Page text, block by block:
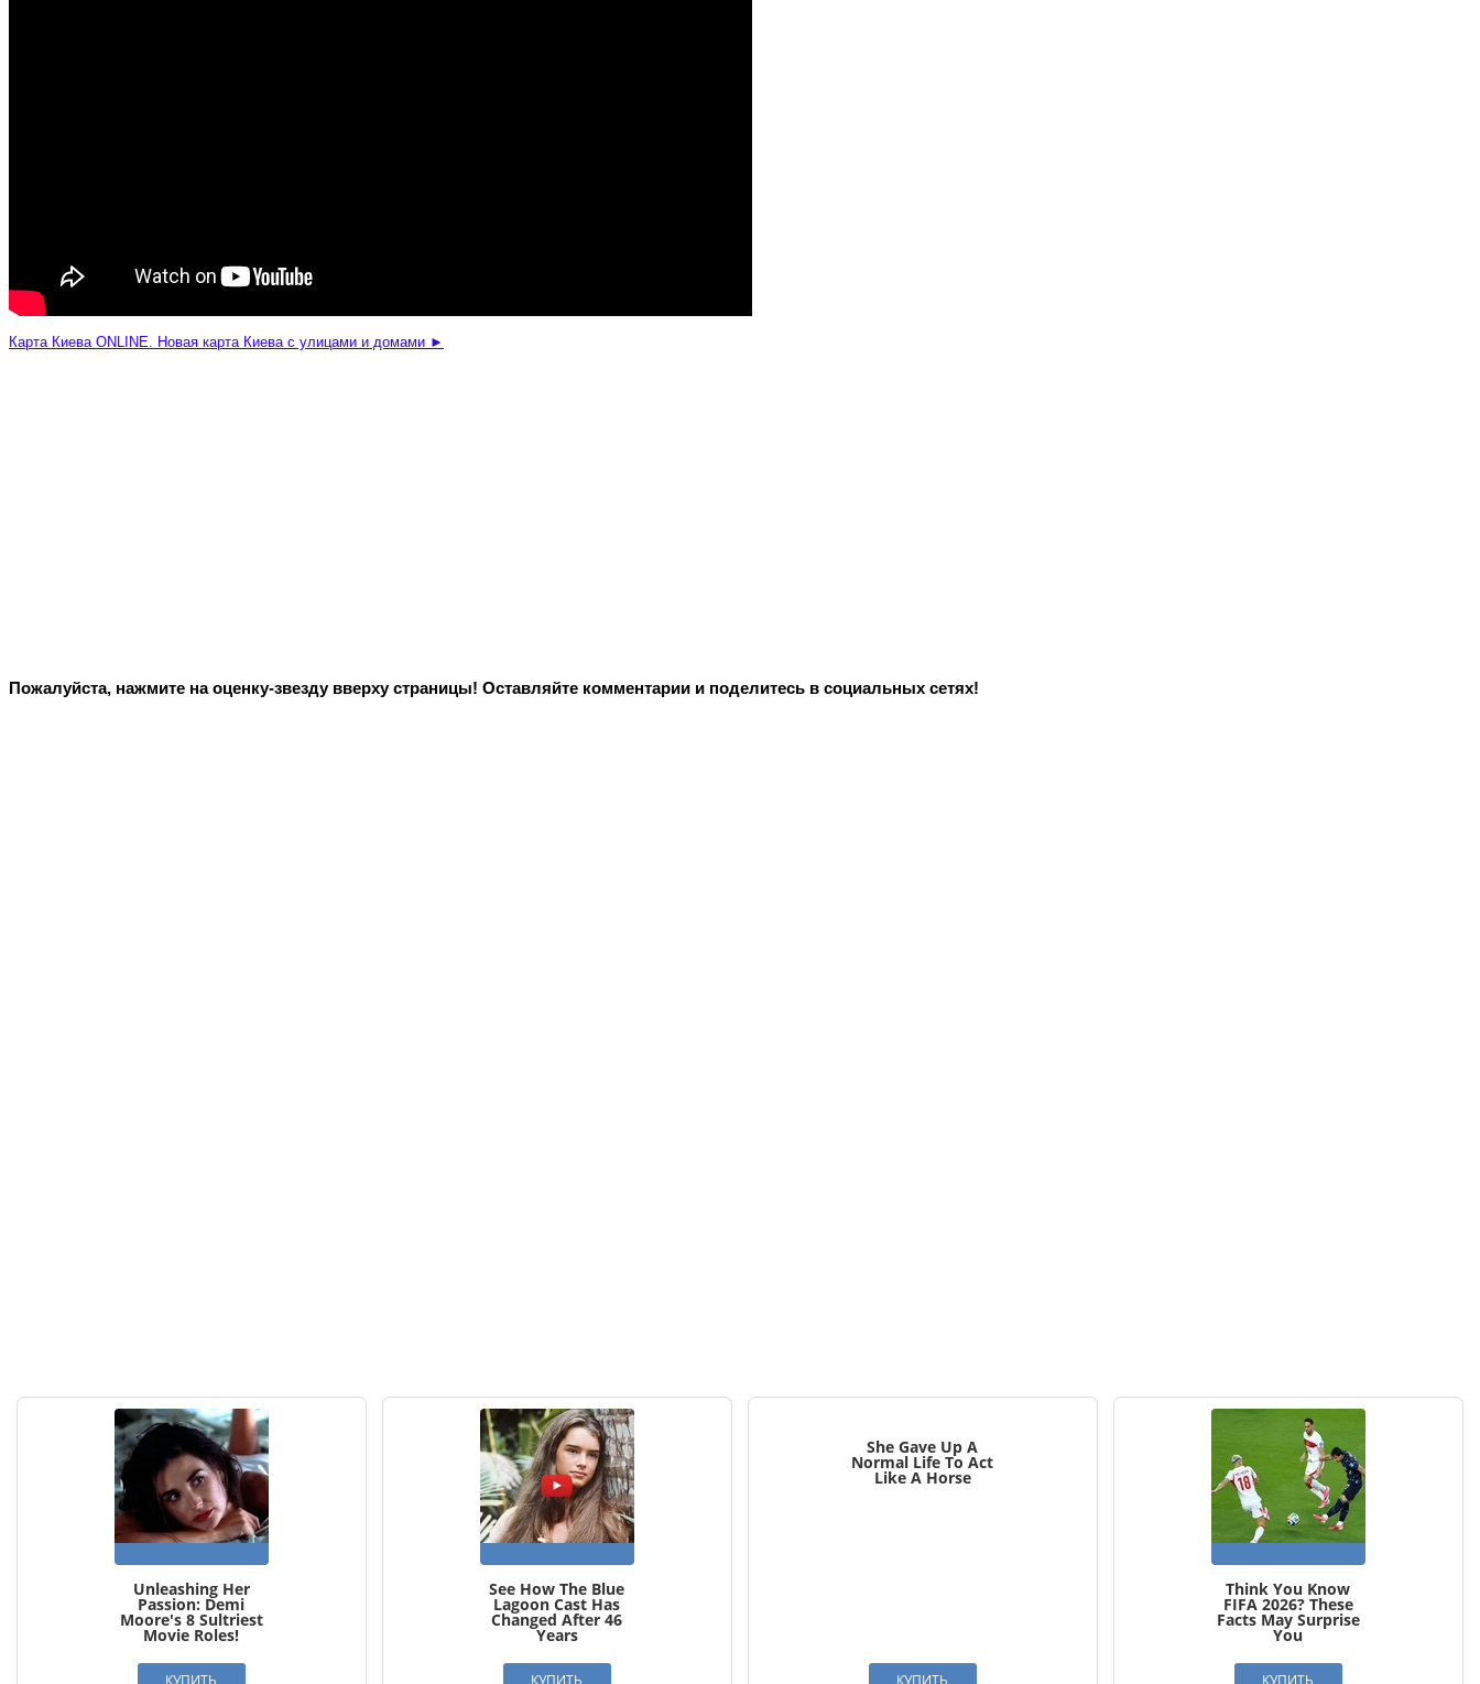
Карта Киева ONLINE. Новая карта Киева с улицами и домами ►
Пожалуйста, нажмите на оценку-звезду вверху страницы! Оставляйте комментарии и поделитесь в социальных сетях!